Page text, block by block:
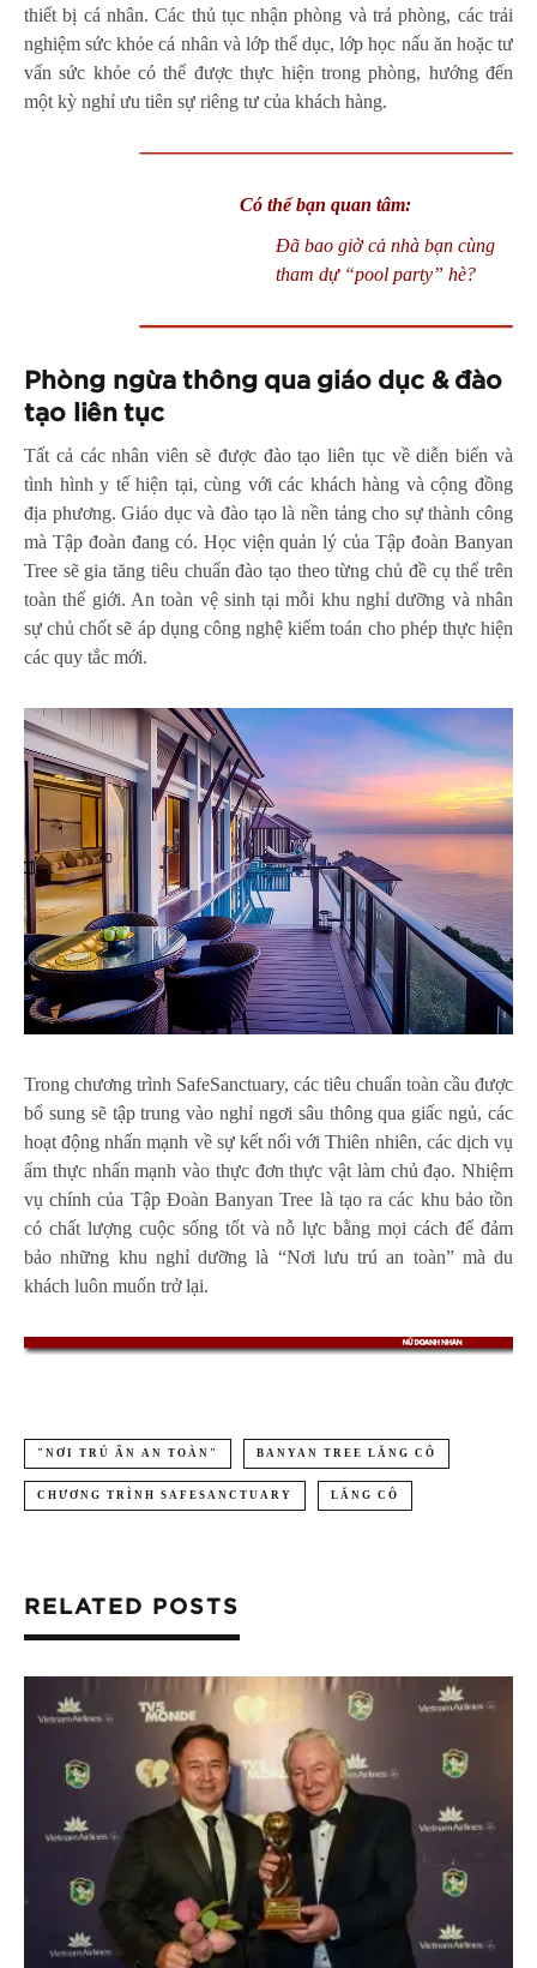
thiết bị cá nhân. Các thủ tục nhận phòng và trả phòng, các trải
nghiệm sức khỏe cá nhân và lớp thể dục, lớp học nấu ăn hoặc tư
vấn sức khỏe có thể được thực hiện trong phòng, hướng đến
một kỳ nghỉ ưu tiên sự riêng tư của khách hàng.
Có thể bạn quan tâm:
Đã bao giờ cả nhà bạn cùng
tham dự “pool party” hè?
Phòng ngừa thông qua giáo dục & đào
tạo liên tục
Tất cả các nhân viên sẽ được đào tạo liên tục về diễn biến và
tình hình y tế hiện tại, cùng với các khách hàng và cộng đồng
địa phương. Giáo dục và đào tạo là nền tảng cho sự thành công
mà Tập đoàn đang có. Học viện quản lý của Tập đoàn Banyan
Tree sẽ gia tăng tiêu chuẩn đào tạo theo từng chủ đề cụ thể trên
toàn thế giới. An toàn vệ sinh tại mỗi khu nghỉ dưỡng và nhân
sự chủ chốt sẽ áp dụng công nghệ kiểm toán cho phép thực hiện
các quy tắc mới.
Trong chương trình SafeSanctuary, các tiêu chuẩn toàn cầu được
bổ sung sẽ tập trung vào nghỉ ngơi sâu thông qua giấc ngủ, các
hoạt động nhấn mạnh về sự kết nối với Thiên nhiên, các dịch vụ
ẩm thực nhấn mạnh vào thực đơn thực vật làm chủ đạo. Nhiệm
vụ chính của Tập Đoàn Banyan Tree là tạo ra các khu bảo tồn
có chất lượng cuộc sống tốt và nỗ lực bằng mọi cách để đảm
bảo những khu nghỉ dưỡng là “Nơi lưu trú an toàn” mà du
khách luôn muốn trở lại.
"NƠI TRÚ ẨN AN TOÀN" BANYAN TREE LĂNG CÔ
CHƯƠNG TRÌNH SAFESANCTUARY LĂNG CÔ
RELATED POSTS